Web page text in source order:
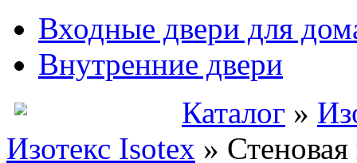
Входные двери для
Внутренние двери
Каталог »
Изотекс Isotex »